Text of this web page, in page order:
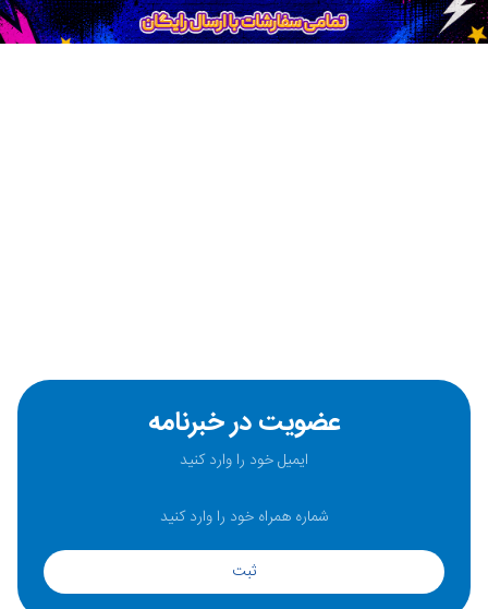
عضویت در خبرنامه
ثبت